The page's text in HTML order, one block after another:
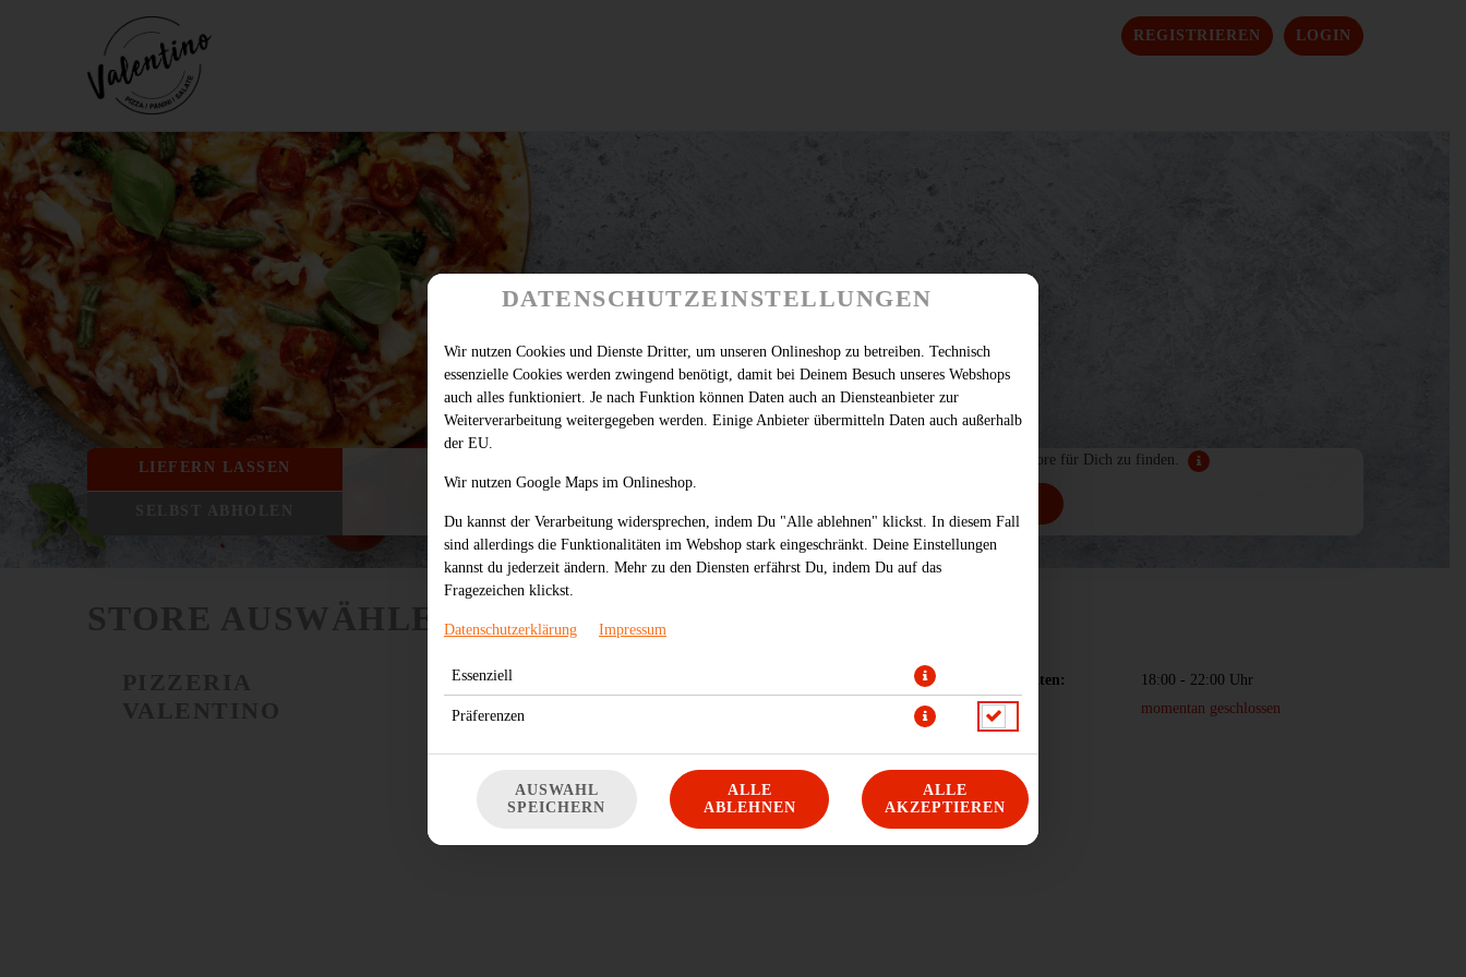
REGISTRIEREN LOGIN
LIEFERN LASSEN Wir benötigt Deine Zustimmung für die Verwendung von Google Maps um den passenden Store für Dich zu finden.
VERWENDUNG VON GOOGLE MAPS ZUSTIMMEN
STORE AUSWÄHLEN
Adresse: Öffnungszeiten:
18:00 - 22:00 Uhr
momentan geschlossen
DATENSCHUTZEINSTELLUNGEN
Wir nutzen Cookies und Dienste Dritter, um unseren Onlineshop zu betreiben. Technisch
essenzielle Cookies werden zwingend benötigt, damit bei Deinem Besuch unseres Webshops
auch alles funktioniert. Je nach Funktion können Daten auch an Diensteanbieter zur
Weiterverarbeitung weitergegeben werden. Einige Anbieter übermitteln Daten auch außerhalb
der EU.
Wir nutzen Google Maps im Onlineshop.
Du kannst der Verarbeitung widersprechen, indem Du "Alle ablehnen" klickst. In diesem Fall
sind allerdings die Funktionalitäten im Webshop stark eingeschränkt. Deine Einstellungen
kannst du jederzeit ändern. Mehr zu den Diensten erfährst Du, indem Du auf das
Fragezeichen klickst.
Datenschutzerklärung Impressum
Essenziell
Präferenzen
AUSWAHL
SPEICHERN
ALLE
ABLEHNEN
ALLE
AKZEPTIEREN